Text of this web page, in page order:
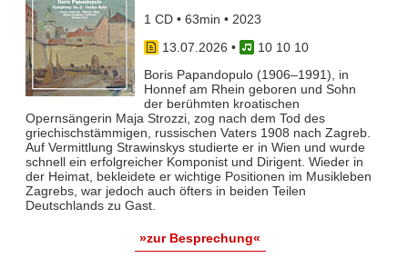
1 CD • 63min • 2023
13.07.2026 •
10 10 10
Boris Papandopulo (1906–1991), in
Honnef am Rhein geboren und Sohn
der berühmten kroatischen
Opernsängerin Maja Strozzi, zog nach dem Tod des
griechischstämmigen, russischen Vaters 1908 nach Zagreb.
Auf Vermittlung Strawinskys studierte er in Wien und wurde
schnell ein erfolgreicher Komponist und Dirigent. Wieder in
der Heimat, bekleidete er wichtige Positionen im Musikleben
Zagrebs, war jedoch auch öfters in beiden Teilen
Deutschlands zu Gast.
»zur Besprechung«